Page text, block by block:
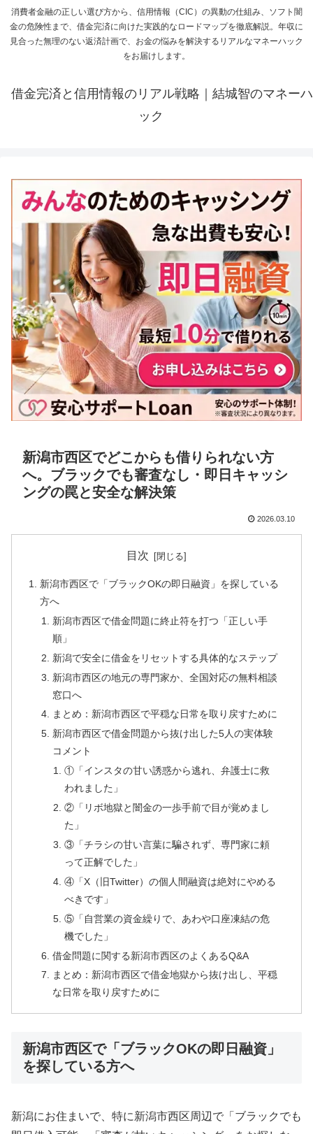
消費者金融の正しい選び方から、信用情報（CIC）の異動の仕組み、ソフト闇
金の危険性まで、借金完済に向けた実践的なロードマップを徹底解説。年収に
見合った無理のない返済計画で、お金の悩みを解決するリアルなマネーハック
をお届けします。
借金完済と信用情報のリアル戦略｜結城智のマネーハ
ック
新潟市西区でどこからも借りられない方
へ。ブラックでも審査なし・即日キャッシ
ングの罠と安全な解決策
2026.03.10
目次
新潟市西区で「ブラックOKの即日融資」を探している
方へ
新潟市西区で借金問題に終止符を打つ「正しい手
順」
新潟で安全に借金をリセットする具体的なステップ
新潟市西区の地元の専門家か、全国対応の無料相談
窓口へ
まとめ：新潟市西区で平穏な日常を取り戻すために
新潟市西区で借金問題から抜け出した5人の実体験
コメント
①「インスタの甘い誘惑から逃れ、弁護士に救
われました」
②「リボ地獄と闇金の一歩手前で目が覚めまし
た」
③「チラシの甘い言葉に騙されず、専門家に頼
って正解でした」
④「X（旧Twitter）の個人間融資は絶対にやめる
べきです」
⑤「自営業の資金繰りで、あわや口座凍結の危
機でした」
借金問題に関する新潟市西区のよくあるQ&A
まとめ：新潟市西区で借金地獄から抜け出し、平穏
な日常を取り戻すために
新潟市西区で「ブラックOKの即日融資」
を探している方へ
新潟にお住まいで、特に新潟市西区周辺で「ブラックでも